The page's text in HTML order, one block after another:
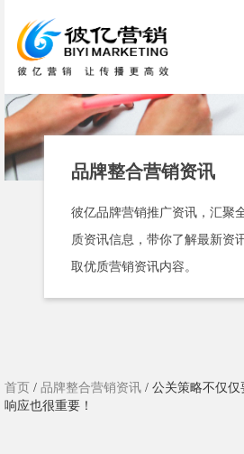
品牌整合营销资讯
彼亿品牌营销推广资讯，汇聚
质资讯信息，带你了解最新资
取优质营销资讯内容。
首页 / 品牌整合营销资讯 / 公关策略不仅
响应也很重要！